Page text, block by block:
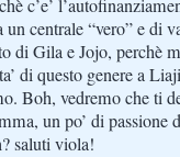
c’e’
un centrale “vero” e di
di Gila e Jojo, perchè
di questo genere a
Boh, vedremo che ti
un po’ di passione
saluti viola!